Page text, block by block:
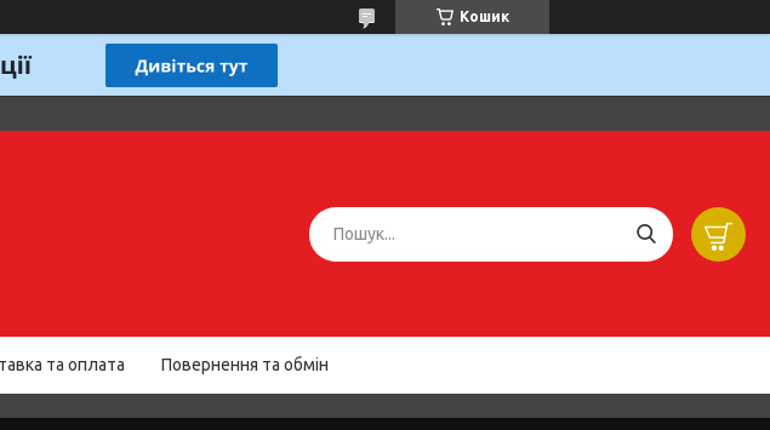
Кошик
та оплата Повернення та обмін